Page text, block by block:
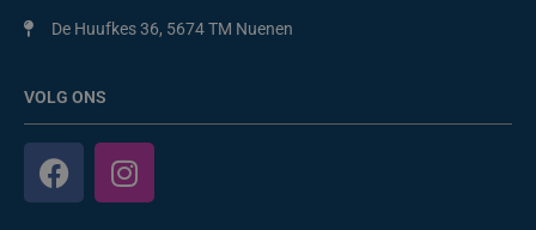
De Huufkes 36, 5674 TM Nuenen
VOLG ONS
F
a
I
n